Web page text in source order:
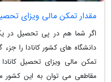
مقدار تمکن مالی ویزای
اگر شما هم در پی تحصیل در
دانشگاه های کشور کانادا را جزء
تمکن مالی ویزای تحصیل
مقاطعی می توان به این کشور